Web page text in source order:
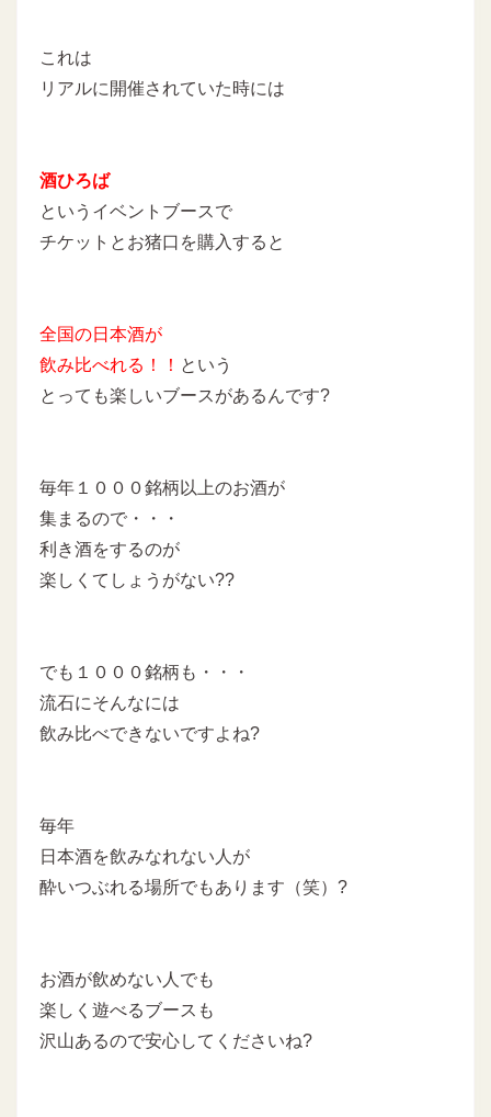
これは
リアルに開催されていた時には
酒ひろば
というイベントブースで
チケットとお猪口を購入すると
全国の日本酒が
飲み比べれる！！ という
とっても楽しいブースがあるんです?
毎年１０００銘柄以上のお酒が
集まるので・・・
利き酒をするのが
楽しくてしょうがない??
でも１０００銘柄も・・・
流石にそんなには
飲み比べできないですよね?
毎年
日本酒を飲みなれない人が
酔いつぶれる場所でもあります（笑）?
お酒が飲めない人でも
楽しく遊べるブースも
沢山あるので安心してくださいね?